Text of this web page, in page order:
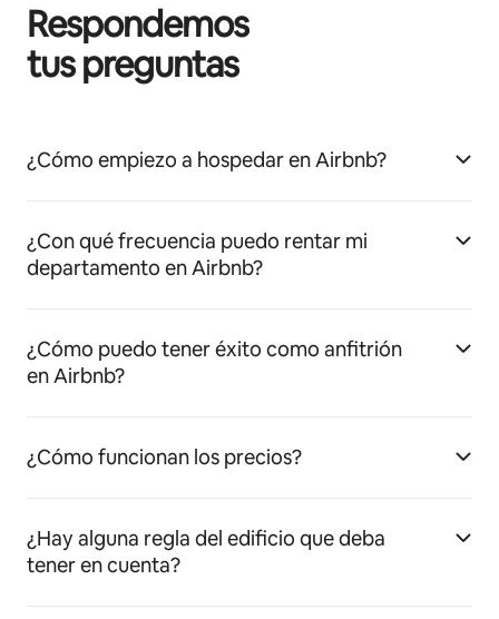
Respondemos
tus preguntas
¿Cómo empiezo a hospedar en Airbnb?
¿Con qué frecuencia puedo rentar mi
departamento en Airbnb?
¿Cómo puedo tener éxito como anfitrión
en Airbnb?
¿Cómo funcionan los precios?
¿Hay alguna regla del edificio que deba
tener en cuenta?